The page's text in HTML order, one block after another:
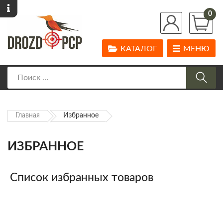
0
МЕНЮ
КАТАЛОГ
Главная Избранное
ИЗБРАННОЕ
Список избранных товаров